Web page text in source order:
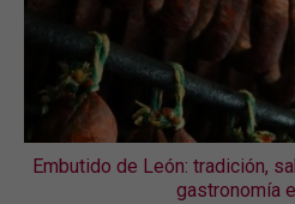
Embutido de León: tradición,
gastronomía